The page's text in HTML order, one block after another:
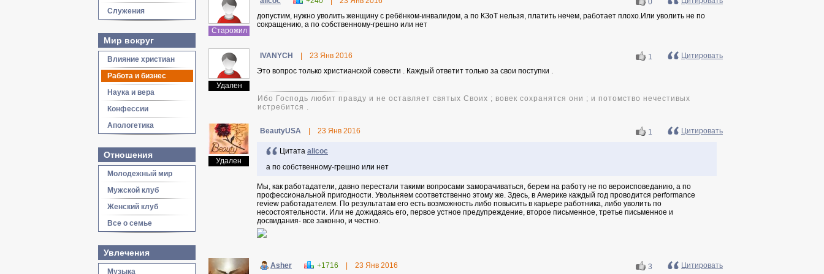
Служения
Мир вокруг
Влияние христиан
Работа и бизнес
Наука и вера
Конфессии
Апологетика
Отношения
Молодежный мир
Мужской клуб
Женский клуб
Все о семье
Увлечения
Музыка
Старожил
0
допустим, нужно уволить женщину с ребёнком-инвалидом, а по КЗоТ нельзя, платить нечем, работает плохо.Или уволить не по
сокращению, а по собственному-грешно или нет
Удален
IVANYCH 23 Янв 2016 1
Цитировать
Это вопрос только христианской совести . Каждый ответит только за свои поступки .
Ибо Господь любит правду и не оставляет святых Своих ; вовек сохранятся они ; и потомство нечестивых
истребится .
Удален
BeautyUSA 23 Янв 2016 1 Цитировать
Цитата alicoc
а по собственному-грешно или нет
Мы, как работадатели, давно перестали такими вопросами заморачиваться, берем на работу не по вероисповеданию, а по
профессиональной пригодности. Увольняем соответственно этому же. Здесь, в Америке каждый год проводится performance
review работадателем. По результатам его есть возможность либо повысить в карьере работника, либо уволить по
несостоятельности. Или не дожидаясь его, первое устное предупреждение, второе письменное, третье письменное и
досвидания- все законно, и честно.
Asher +1716 23 Янв 2016 3 Цитировать